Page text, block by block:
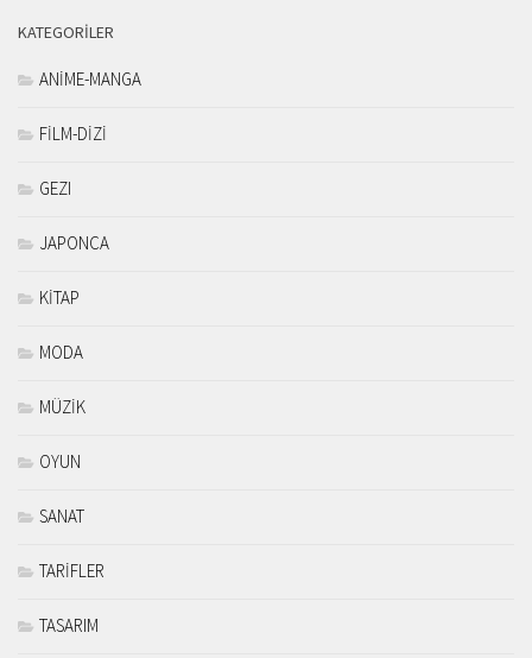
KATEGORILER
ANİME-MANGA
FİLM-DİZİ
GEZI
JAPONCA
KİTAP
MODA
MÜZİK
OYUN
SANAT
TARİFLER
TASARIM